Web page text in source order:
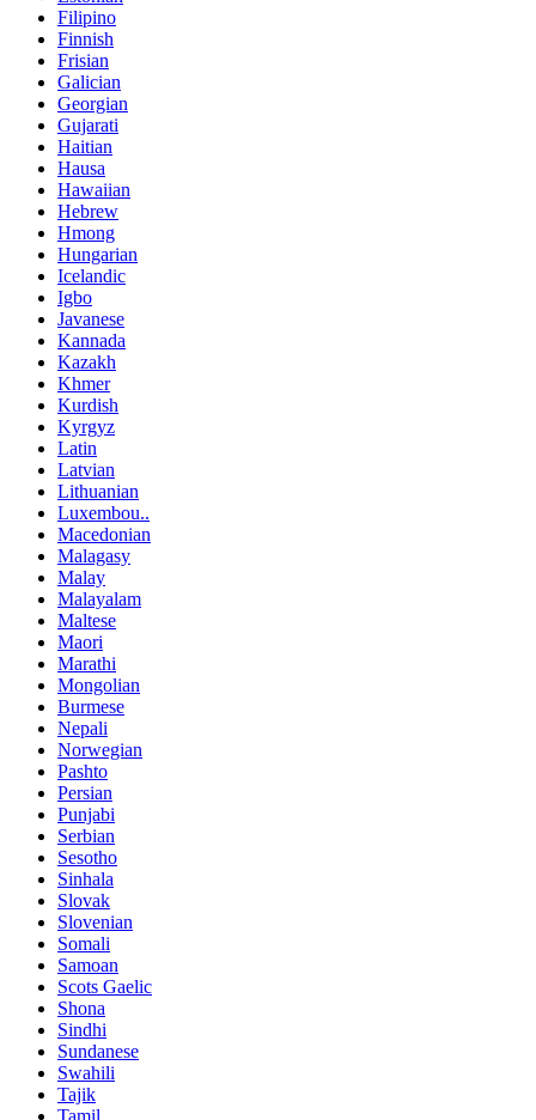
Filipino
Finnish
Frisian
Galician
Georgian
Gujarati
Haitian
Hausa
Hawaiian
Hebrew
Hmong
Hungarian
Icelandic
Igbo
Javanese
Kannada
Kazakh
Khmer
Kurdish
Kyrgyz
Latin
Latvian
Lithuanian
Luxembou..
Macedonian
Malagasy
Malay
Malayalam
Maltese
Maori
Marathi
Mongolian
Burmese
Nepali
Norwegian
Pashto
Persian
Punjabi
Serbian
Sesotho
Sinhala
Slovak
Slovenian
Somali
Samoan
Scots Gaelic
Shona
Sindhi
Sundanese
Swahili
Tajik